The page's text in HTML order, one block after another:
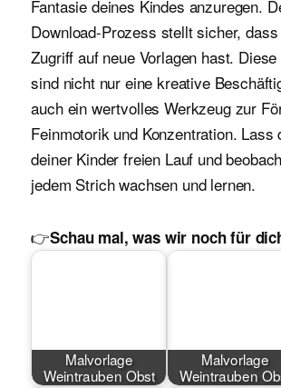
Fantasie deines Kindes anzuregen.
Download-Prozess stellt sicher,
Zugriff auf neue Vorlagen hast.
sind nicht nur eine kreative
auch ein wertvolles Werkzeug zur
Feinmotorik und Konzentration. Lass
deiner Kinder freien Lauf und
jedem Strich wachsen und lernen.
👉Schau mal, was wir noch für
Malvorlage
Weintrauben Obst
Malvorlage
Weintrauben